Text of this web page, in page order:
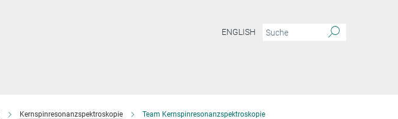
ENGLISH
Kernspinresonanzspektroskopie Team Kernspinresonanzspektroskopie